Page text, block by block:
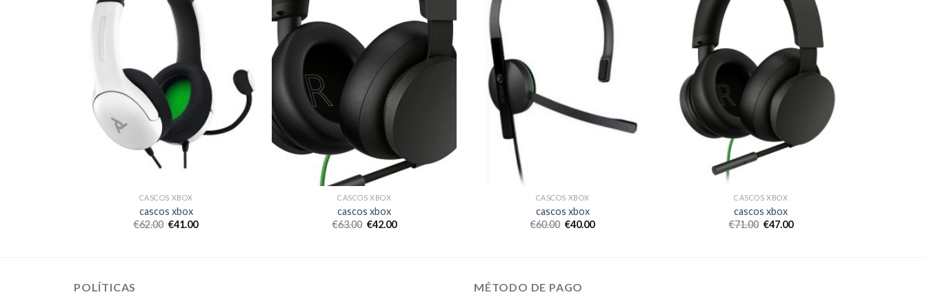
CASCOS XBOX
cascos xbox
€62.00 €41.00
CASCOS XBOX
cascos xbox
€63.00 €42.00
CASCOS XBOX
cascos xbox
€60.00 €40.00
CASCOS XBOX
cascos xbox
€71.00 €47.00
POLÍTICAS MÉTODO DE PAGO